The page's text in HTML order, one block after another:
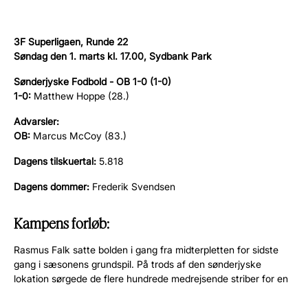
3F Superligaen, Runde 22
Søndag den 1. marts kl. 17.00, Sydbank Park
Sønderjyske Fodbold - OB 1-0 (1-0)
1-0: Matthew Hoppe (28.)
Advarsler:
OB: Marcus McCoy (83.)
Dagens tilskuertal: 5.818
Dagens dommer: Frederik Svendsen
Kampens forløb:
Rasmus Falk satte bolden i gang fra midterpletten for sidste
gang i sæsonens grundspil. På trods af den sønderjyske
lokation sørgede de flere hundrede medrejsende striber for en